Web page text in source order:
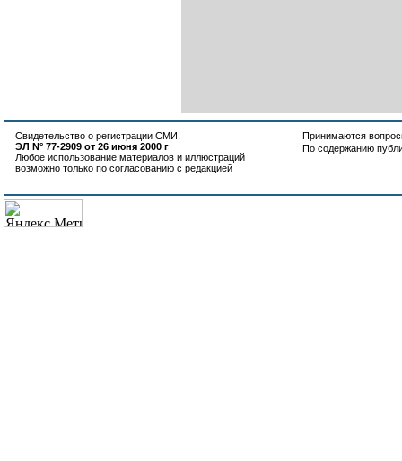
Свидетельство о регистрации СМИ:
ЭЛ N° 77-2909 от 26 июня 2000 г
Любое использование материалов и иллюстраций
возможно только по согласованию с редакцией
Принимаются
По содержанию